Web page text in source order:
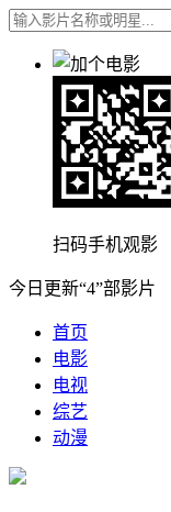
扫码手机观影
今日更新“4”部影片
首页
电影
电视
综艺
动漫